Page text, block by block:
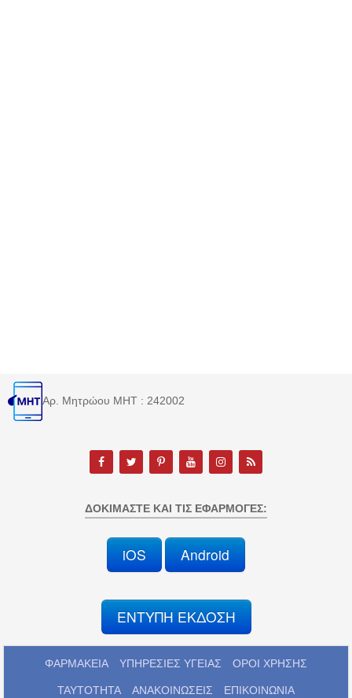
Αρ. Μητρώου MHT : 242002
ΔΟΚΙΜΆΣΤΕ ΚΑΙ ΤΙΣ ΕΦΑΡΜΟΓΈΣ:
iOS Android
ΕΝΤΥΠΗ ΕΚΔΟΣΗ
ΦΑΡΜΑΚΕΙΑ ΥΠΗΡΕΣΙΕΣ ΥΓΕΙΑΣ ΟΡΟΙ ΧΡΗΣΗΣ
ΤΑΥΤΟΤΗΤΑ ΑΝΑΚΟΙΝΩΣΕΙΣ ΕΠΙΚΟΙΝΩΝΙΑ